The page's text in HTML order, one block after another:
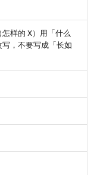
样的 X）用「什么
，不要写成「长如